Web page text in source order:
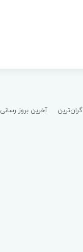
گران‌ترین آخرین بروز رسانی